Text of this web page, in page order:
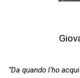
“Da quando l’ho